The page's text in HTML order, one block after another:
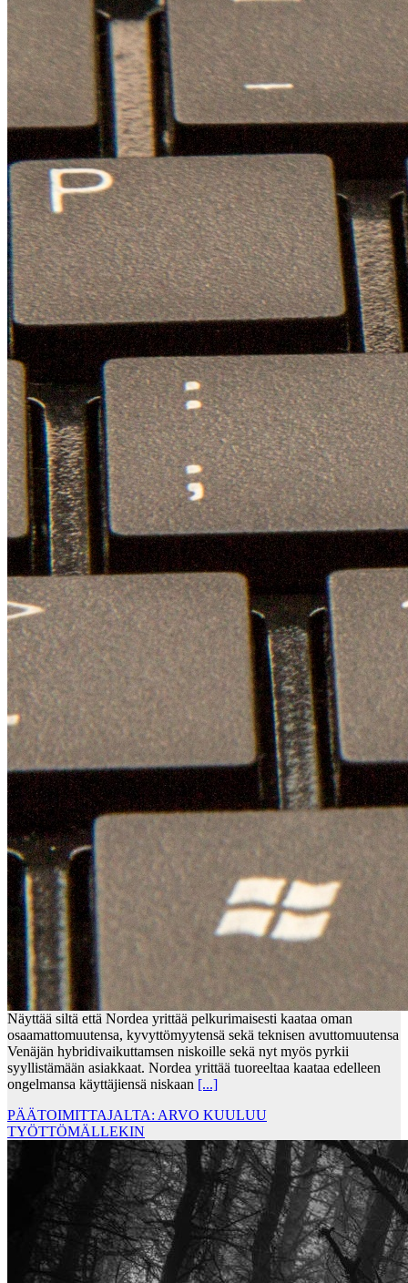
Näyttää siltä että Nordea yrittää pelkurimaisesti kaataa oman
osaamattomuutensa, kyvyttömyytensä sekä teknisen avuttomuutensa
Venäjän hybridivaikuttamsen niskoille sekä nyt myös pyrkii
syyllistämään asiakkaat. Nordea yrittää tuoreeltaa kaataa edelleen
ongelmansa käyttäjiensä niskaan [...]
PÄÄTOIMITTAJALTA: ARVO KUULUU
TYÖTTÖMÄLLEKIN